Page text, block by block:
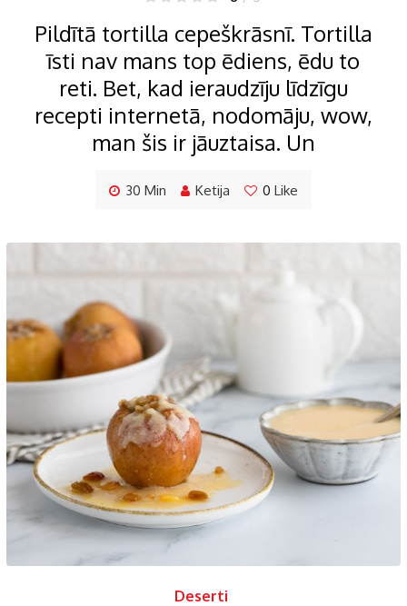
Pildītā tortilla cepeškrāsnī. Tortilla
īsti nav mans top ēdiens, ēdu to
reti. Bet, kad ieraudzīju līdzīgu
recepti internetā, nodomāju, wow,
man šis ir jāuztaisa. Un
30 Min Ketija 0 Like
Deserti